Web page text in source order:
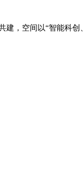
，空间以“智能科创